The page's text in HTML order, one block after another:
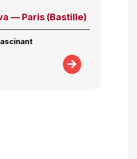
— Paris (Bastille)